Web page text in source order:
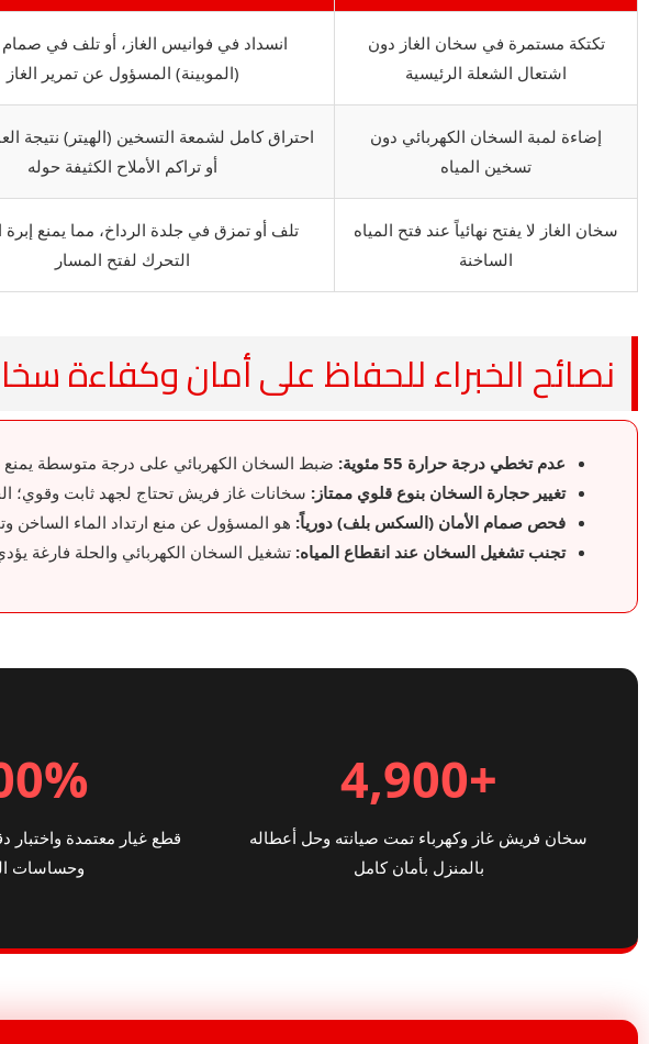
تكتكة مستمرة في سخان الغاز دون
اشتعال الشعلة الرئيسية
انسداد في فوانيس الغاز، أو تلف في صمام
(الموبينة) المسؤول عن تمرير الغاز
إضاءة لمبة السخان الكهربائي دون
تسخين المياه
احتراق كامل لشمعة التسخين (الهيتر) نتيجة
أو تراكم الأملاح الكثيفة حوله
سخان الغاز لا يفتح نهائياً عند فتح المياه
الساخنة
تلف أو تمزق في جلدة الرداخ، مما يمنع إبرة
التحرك لفتح المسار
نصائح الخبراء للحفاظ على أمان وكفاءة
عدم تخطي درجة حرارة 55 مئوية:
ضبط السخان الكهربائي على درجة متوسطة يمنع
تغيير حجارة السخان بنوع قلوي ممتاز: سخانات غاز فريش تحتاج لجهد ثابت وقوي؛
فحص صمام الأمان (السكس بلف) دورياً: هو المسؤول عن منع ارتداد الماء الساخن
تجنب تشغيل السخان عند انقطاع المياه: تشغيل السخان الكهربائي والحلة فارغة
+4,900
سخان فريش غاز وكهرباء تمت صيانته وحل أعطاله
بالمنزل بأمان كامل
قطع غيار معتمدة واختبار
وحساسات